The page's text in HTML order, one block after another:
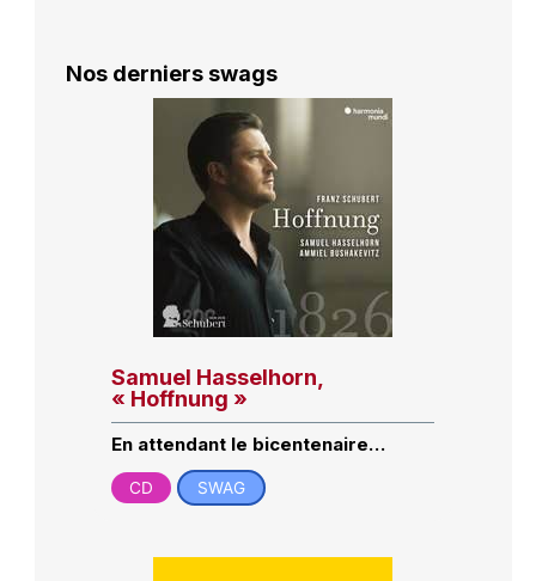
Nos derniers swags
Samuel Hasselhorn,
« Hoffnung »
En attendant le bicentenaire…
CD SWAG